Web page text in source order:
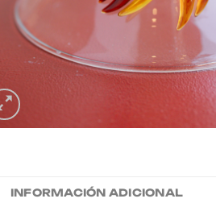
INFORMACIÓN ADICIONAL